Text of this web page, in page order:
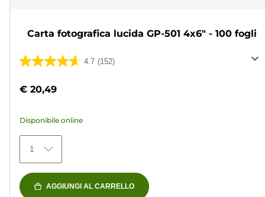
Carta fotografica lucida GP-501 4x6" - 100 fogli
4.7 (152)
4.7
5
152
recensioni
€ 20,49
Disponibile online
1
AGGIUNGI AL CARRELLO